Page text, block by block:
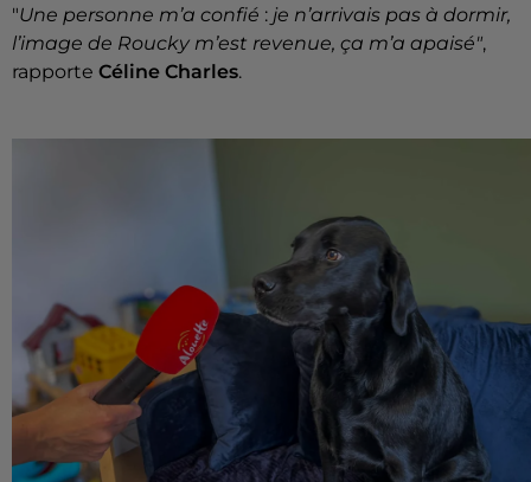
"Une personne m’a confié : je n’arrivais pas à dormir,
l’image de Roucky m’est revenue, ça m’a apaisé",
rapporte Céline Charles.